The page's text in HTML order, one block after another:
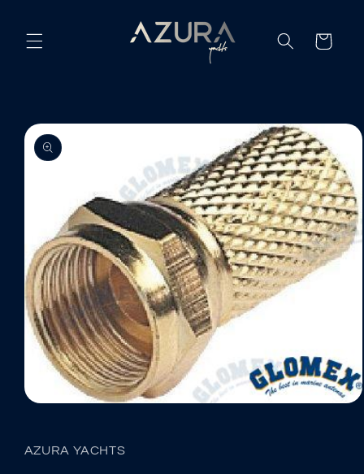
al contenido
Carrito
directamente
a la
información
1
en
AZURA YACHTS